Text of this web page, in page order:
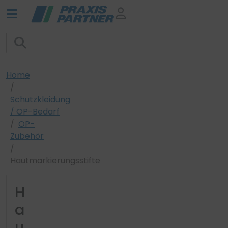
Home
Schutzkleidung
/ OP-Bedarf
OP-
Zubehör
Hautmarkierungsstifte
H
a